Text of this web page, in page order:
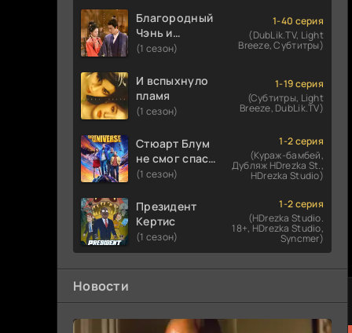
Благородный
Чэнь и
прекрасная
(1 сезон)
1-40 серия
(DubLik.TV, Light
Breeze, Субтитры)
И вспыхнуло
пламя
(1 сезон)
1-19 серия
(Субтитры, Light
Breeze, DubLik.TV)
Стюарт Блум
не смог спасти
вселенную
(1 сезон)
1-2 серия
(Кураж-бамбей,
Дубляж HDrezka St.,
HDrezka Studio)
Президент
Кертис
(1 сезон)
1-2 серия
(HDrezka Studio.
18+, HDrezka Studio,
Syncmer)
Новости